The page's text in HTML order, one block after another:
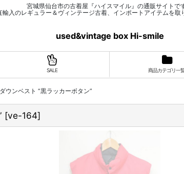
宮城県仙台市の古着屋『ハイスマイル』の通販サイトで
輸入のレギュラー＆ヴィンテージ古着、インポートアイテムを取
used&vintage box Hi-smile
SALE 商品カテゴリ一
ウンベスト “黒ラッカーボタン”
[ve-164]